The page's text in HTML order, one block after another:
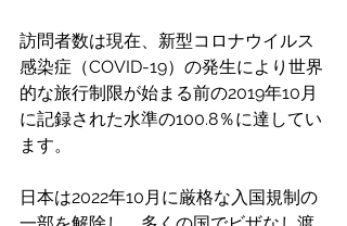
訪問者数は現在、新型コロナウイルス
感染症（COVID-19）の発生により世界
的な旅行制限が始まる前の2019年10月
に記録された水準の100.8％に達してい
ます。
日本は2022年10月に厳格な入国規制の